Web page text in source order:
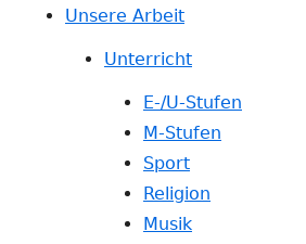
Unsere Arbeit
Unterricht
E-/U-Stufen
M-Stufen
Sport
Religion
Musik